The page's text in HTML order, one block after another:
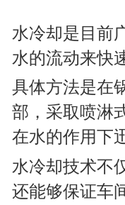
水冷却是目前
水的流动来快
具体方法是在
部，采取喷淋
在水的作用下
水冷却技术不
还能够保证车